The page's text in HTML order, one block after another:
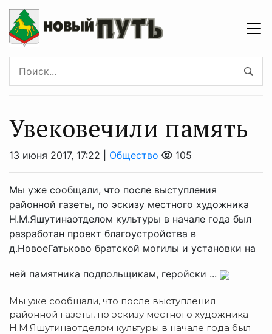
Увековечили память
13 июня 2017, 17:22 | Общество 105
Мы уже сообщали, что после выступления
районной газеты, по эскизу местного художника
Н.М.Яшутинаотделом культуры в начале года был
разработан проект благоустройства в
д.НовоеГатьково братской могилы и установки на
ней памятника подпольщикам, геройски ...
Мы уже сообщали, что после выступления
районной газеты, по эскизу местного художника
Н.М.Яшутинаотделом культуры в начале года был